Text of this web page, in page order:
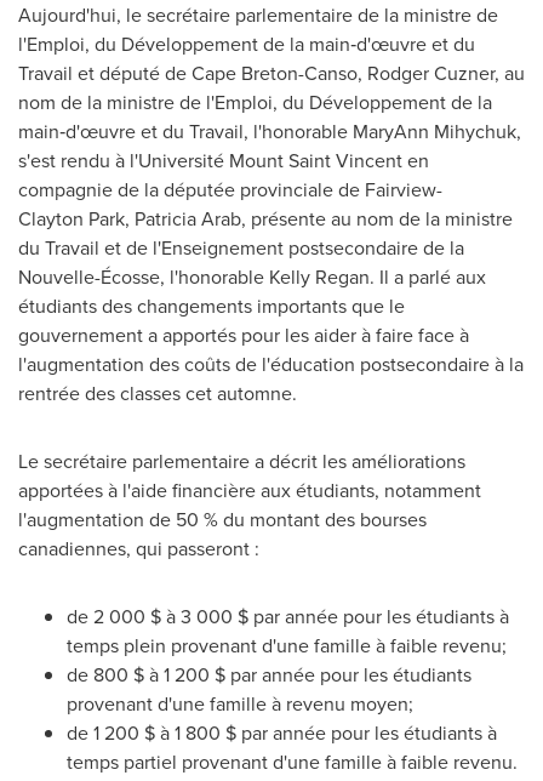
Aujourd'hui, le secrétaire parlementaire de la ministre de
l'Emploi, du Développement de la main‑d'œuvre et du
Travail et député de Cape Breton-Canso, Rodger Cuzner, au
nom de la ministre de l'Emploi, du Développement de la
main‑d'œuvre et du Travail, l'honorable MaryAnn Mihychuk,
s'est rendu à l'Université Mount Saint Vincent en
compagnie de la députée provinciale de Fairview­-
Clayton Park, Patricia Arab, présente au nom de la ministre
du Travail et de l'Enseignement postsecondaire de la
Nouvelle-Écosse, l'honorable Kelly Regan. Il a parlé aux
étudiants des changements importants que le
gouvernement a apportés pour les aider à faire face à
l'augmentation des coûts de l'éducation postsecondaire à la
rentrée des classes cet automne.
Le secrétaire parlementaire a décrit les améliorations
apportées à l'aide financière aux étudiants, notamment
l'augmentation de 50 % du montant des bourses
canadiennes, qui passeront :
de 2 000 $ à 3 000 $ par année pour les étudiants à
temps plein provenant d'une famille à faible revenu;
de 800 $ à 1 200 $ par année pour les étudiants
provenant d'une famille à revenu moyen;
de 1 200 $ à 1 800 $ par année pour les étudiants à
temps partiel provenant d'une famille à faible revenu.